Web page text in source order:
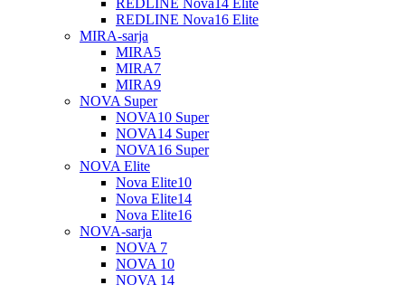
REDLINE Nova14 Elite
REDLINE Nova16 Elite
MIRA-sarja
MIRA5
MIRA7
MIRA9
NOVA Super
NOVA10 Super
NOVA14 Super
NOVA16 Super
NOVA Elite
Nova Elite10
Nova Elite14
Nova Elite16
NOVA-sarja
NOVA 7
NOVA 10
NOVA 14